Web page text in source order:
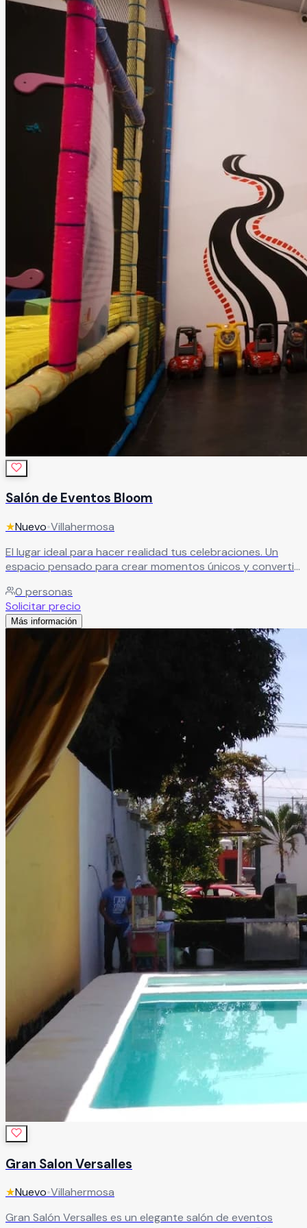
Salón de Eventos Bloom
★Nuevo•Villahermosa
El lugar ideal para hacer realidad tus celebraciones. Un
espacio pensado para crear momentos únicos y convertir
0 personas
Solicitar precio
Más información
Gran Salon Versalles
★Nuevo•Villahermosa
Gran Salón Versalles es un elegante salón de eventos